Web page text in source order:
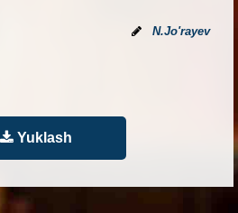
N.Jo'rayev
Yuklash